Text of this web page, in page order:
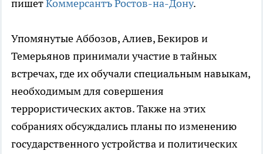
пишетКоммерсантъ Ростов-на-Дону.
Упомянутые Аббозов, Алиев, Бекиров и
Темерьянов принимали участие в тайных
встречах, где их обучали специальным навыкам,
необходимым для совершения
террористических актов. Также на этих
собраниях обсуждались планы по изменению
государственного устройства и политических